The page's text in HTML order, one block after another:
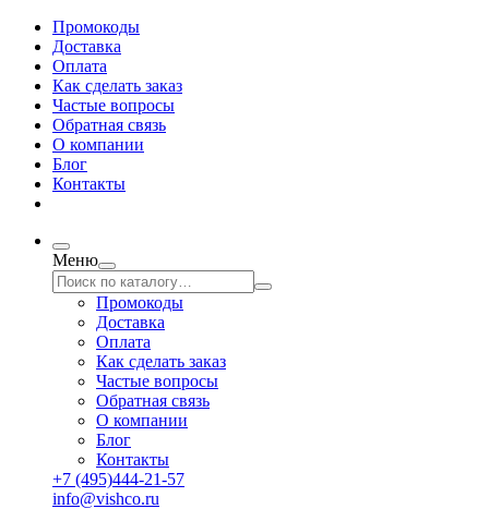
Промокоды
Доставка
Оплата
Как сделать заказ
Частые вопросы
Обратная связь
О компании
Блог
Контакты
Меню
Промокоды
Доставка
Оплата
Как сделать заказ
Частые вопросы
Обратная связь
О компании
Блог
Контакты
+7 (495)444-21-57
info@vishco.ru